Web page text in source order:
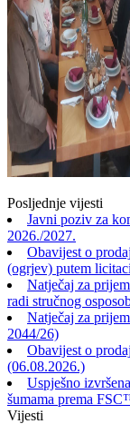
Posljednje vijesti
Javni poziv za
2026./2027.
Obavijest o
(ogrjev) putem
Natječaj za
radi stručnog
Natječaj za
2044/26)
Obavijest o
(06.08.2026.)
Uspješno
šumama prema
Vijesti